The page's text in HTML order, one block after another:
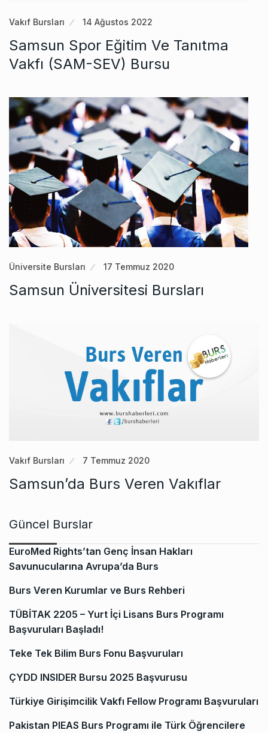
Vakıf Bursları 14 Ağustos 2022
Samsun Spor Eğitim Ve Tanıtma
Vakfı (SAM-SEV) Bursu
Üniversite Bursları 17 Temmuz 2020
Samsun Üniversitesi Bursları
Vakıf Bursları 7 Temmuz 2020
Samsun’da Burs Veren Vakıflar
Güncel Burslar
EuroMed Rights’tan Genç İnsan Hakları
Savunucularına Avrupa’da Burs
Burs Veren Kurumlar ve Burs Rehberi
TÜBİTAK 2205 – Yurt İçi Lisans Burs Programı
Başvuruları Başladı!
Teke Tek Bilim Burs Fonu Başvuruları
ÇYDD INSIDER Bursu 2025 Başvurusu
Türkiye Girişimcilik Vakfı Fellow Programı Başvuruları
Pakistan PIEAS Burs Programı ile Türk Öğrencilere